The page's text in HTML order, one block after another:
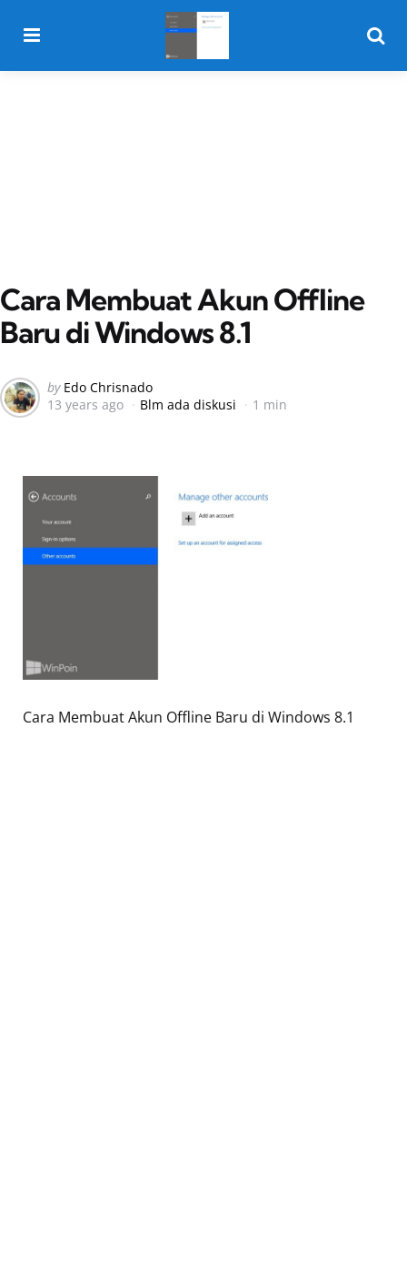
Cara Membuat Akun Offline
Baru di Windows 8.1
Posted
by
by Edo Chrisnado
13 years ago
Blm ada diskusi 1 min
Cara Membuat Akun Offline Baru di Windows 8.1